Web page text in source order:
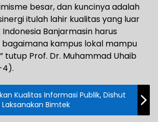
besar, dan kuncinya adalah
itulah lahir kualitas yang luar
Banjarmasin harus
kampus lokal mampu
tutup Prof. Dr. Muhammad Uhaib
4).
Kualitas Informasi Publik, Dishut
Bimtek